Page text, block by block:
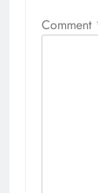
Comment